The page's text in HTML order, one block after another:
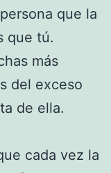
que la
que tú.
más
del exceso
de ella.
cada vez la